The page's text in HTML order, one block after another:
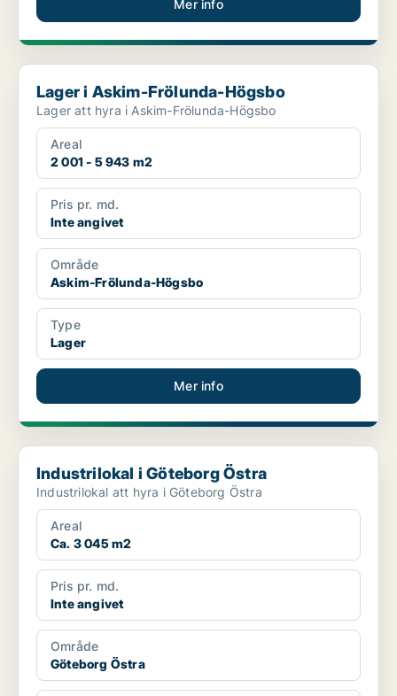
Mer info
Lager i Askim-Frölunda-Högsbo
Lager i Askim-Frölunda-Högsbo
Lager att hyra i Askim-Frölunda-Högsbo
Areal
2 001 - 5 943 m2
Pris pr. md.
Inte angivet
Område
Askim-Frölunda-Högsbo
Type
Lager
Mer info
Industrilokal i Göteborg Östra
Industrilokal i Göteborg Östra
Industrilokal att hyra i Göteborg Östra
Areal
Ca. 3 045 m2
Pris pr. md.
Inte angivet
Område
Göteborg Östra